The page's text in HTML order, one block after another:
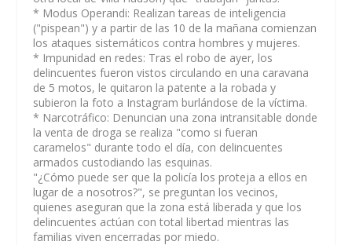
* Modus Operandi: Realizan tareas de inteligencia
("pispean") y a partir de las 10 de la mañana comienzan
los ataques sistemáticos contra hombres y mujeres.
* Impunidad en redes: Tras el robo de ayer, los
delincuentes fueron vistos circulando en una caravana
de 5 motos, le quitaron la patente a la robada y
subieron la foto a Instagram burlándose de la víctima.
* Narcotráfico: Denuncian una zona intransitable donde
la venta de droga se realiza "como si fueran
caramelos" durante todo el día, con delincuentes
armados custodiando las esquinas.
"¿Cómo puede ser que la policía los proteja a ellos en
lugar de a nosotros?", se preguntan los vecinos,
quienes aseguran que la zona está liberada y que los
delincuentes actúan con total libertad mientras las
familias viven encerradas por miedo.